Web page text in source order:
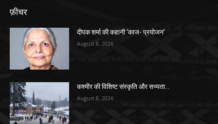
फ़ीचर
दीपक शर्मा की कहानी ‘काज- प्रयोजन’
August 8, 2026
कश्मीर की विशिष्ट संस्कृति और सभ्यता…
August 8, 2026